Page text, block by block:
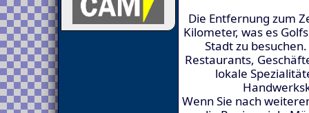
Die Entfernung zum
Kilometer, was es
Stadt zu
Restaurants,
lokale
Wenn Sie nach